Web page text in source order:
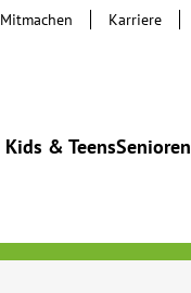
Kids & TeensSenioren
Mitmachen Karriere